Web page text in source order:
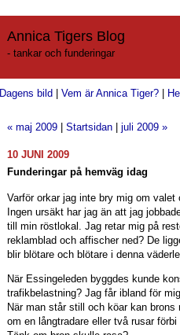
Annica Tigers Blog
- tankar och funderingar
Dagens bild |Vem är Annica Tiger?
« maj 2009 |Startsidan |juli 2009 »
10 JUNI 2009
Funderingar på hemväg idag
Varför orkar jag inte bry mig om
Ingen ursäkt har jag än att jag
till min röstlokal. Jag retar mig på
reklamblad och affischer ned? De
blir blötare och blötare i denna
När Essingeleden byggdes kunde
trafikbelastning? Jag får ibland för
När man står still och köar kan
om en långtradare eller två rusar